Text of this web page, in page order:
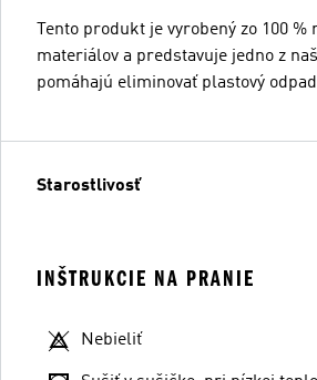
Tento produkt je vyrobený zo 100 %
materiálov a predstavuje jedno z
pomáhajú eliminovať plastový
Starostlivosť
INŠTRUKCIE NA PRANIE
Nebieliť